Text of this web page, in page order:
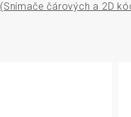
(Snímače čárových a 2D